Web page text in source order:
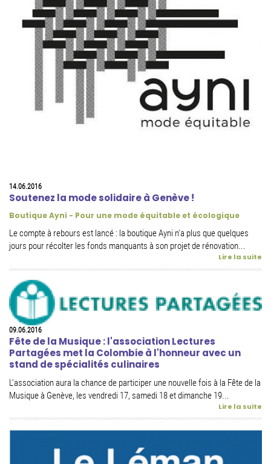
14.06.2016
Soutenez la mode solidaire à Genève !
Boutique Ayni - Pour une mode équitable et écologique
Le compte à rebours est lancé : la boutique Ayni n'a plus que quelques
jours pour récolter les fonds manquants à son projet de rénovation...
Lire la suite
09.06.2016
Fête de la Musique : l'association Lectures
Partagées met la Colombie à l'honneur avec un
stand de spécialités culinaires
L'association aura la chance de participer une nouvelle fois à la Fête de la
Musique à Genève, les vendredi 17, samedi 18 et dimanche 19...
Lire la suite